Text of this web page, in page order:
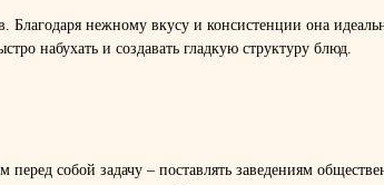
нежному вкусу и консистенции она
набухать и создавать гладкую структуру блюд.
собой задачу – поставлять заведениям